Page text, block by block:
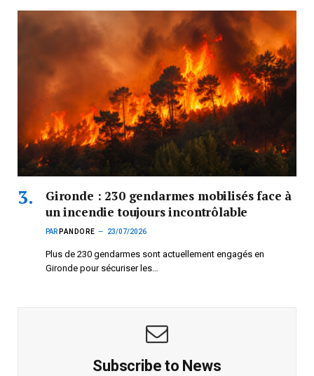
Gironde : 230 gendarmes mobilisés face à
un incendie toujours incontrôlable
PAR PANDORE 23/07/2026
Plus de 230 gendarmes sont actuellement engagés en
Gironde pour sécuriser les…
Subscribe to News